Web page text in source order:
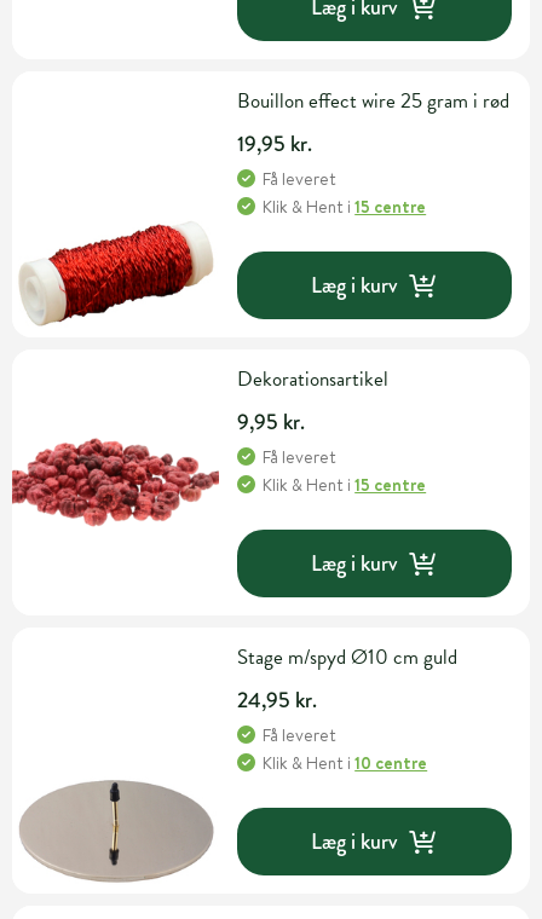
Læg i kurv
Bouillon effect wire 25 gram i rød
19,95 kr.
Få leveret
Klik & Hent i15 centre
Læg i kurv
Dekorationsartikel
9,95 kr.
Få leveret
Klik & Hent i15 centre
Læg i kurv
Stage m/spyd Ø10 cm guld
24,95 kr.
Få leveret
Klik & Hent i10 centre
Læg i kurv